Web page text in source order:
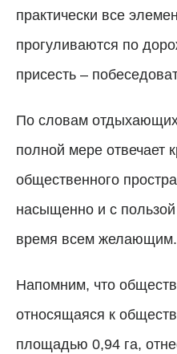
практически все
прогуливаются по
присесть –
По словам
полной мере отвечает
общественного
насыщенно и с
время всем желающим.
Напомним, что
относящаяся к
площадью 0,94 га,